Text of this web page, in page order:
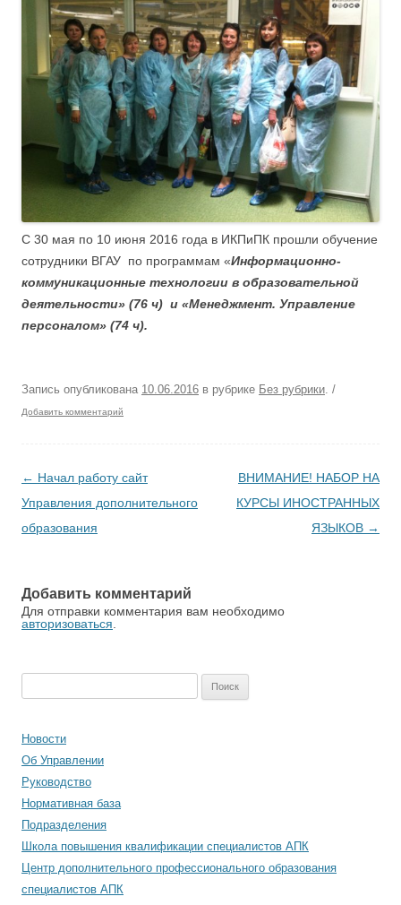
C 30 мая по 10 июня 2016 года в ИКПиПК прошли обучение
сотрудники ВГАУ по программам «Информационно-
коммуникационные технологии в образовательной
деятельности» (76 ч) и «Менеджмент. Управление
персоналом» (74 ч).
Запись опубликована 10.06.2016 в рубрике Без рубрики /
Добавить комментарий
Навигация по записям
← Начал работу сайт
Управления дополнительного
образования
ВНИМАНИЕ! НАБОР НА
КУРСЫ ИНОСТРАННЫХ
ЯЗЫКОВ →
Добавить комментарий
Для отправки комментария вам необходимо
авторизоваться
Новости
Об Управлении
Руководство
Нормативная база
Подразделения
Школа повышения квалификации специалистов АПК
Центр дополнительного профессионального образования
специалистов АПК